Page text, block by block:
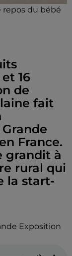
repos du bébé
16
de
fait
France.
grandit à
rural qui
la start-
Exposition